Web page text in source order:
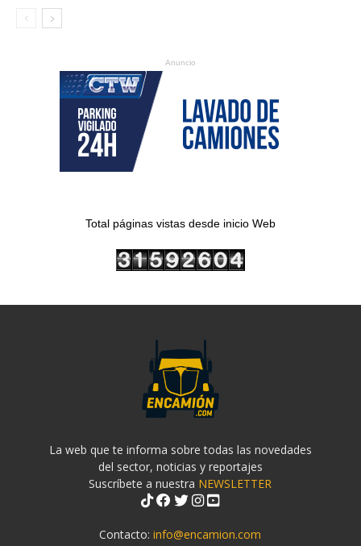
Anuncio
Total páginas vistas desde inicio Web
La web que te informa sobre todas las novedades
del sector, noticias y reportajes
Suscríbete a nuestra NEWSLETTER
Contacto:info@encamion.com